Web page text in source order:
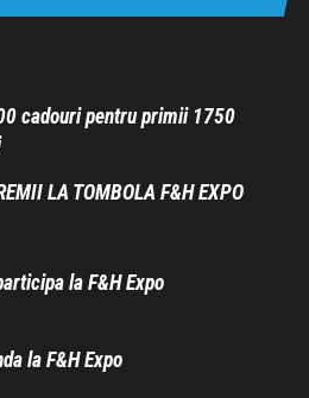
cadouri pentru primii 1750
LA TOMBOLA F&H EXPO
la F&H Expo
la F&H Expo